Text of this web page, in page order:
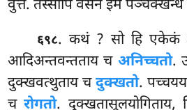
वुत्तं. तस्सापि वसेन इमे पञ्चक्खन्धे
६९८. कथं ? सो हि एकेकं
आदिअन्तवन्तताय च अनिच्चतो.
दुक्खवत्थुताय चदुक्खतो.
चरोगतो. दुक्खतासूलयोगिताय,